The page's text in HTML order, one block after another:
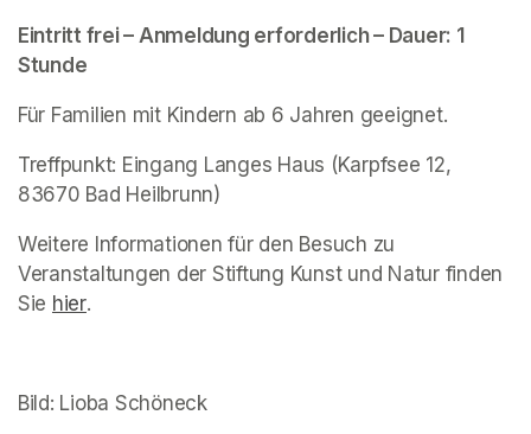
Eintritt frei – Anmeldung erforderlich – Dauer: 1
Stunde
Für Familien mit Kindern ab 6 Jahren geeignet.
(opens in a new tab)
Treffpunkt: Eingang Langes Haus (Karpfsee 12,
83670 Bad Heilbrunn)
Weitere Informationen für den Besuch zu
Veranstaltungen der Stiftung Kunst und Natur finden
Sie (opens in a new tab)
hier(opens in a new tab)
.
Bild: Lioba Schöneck